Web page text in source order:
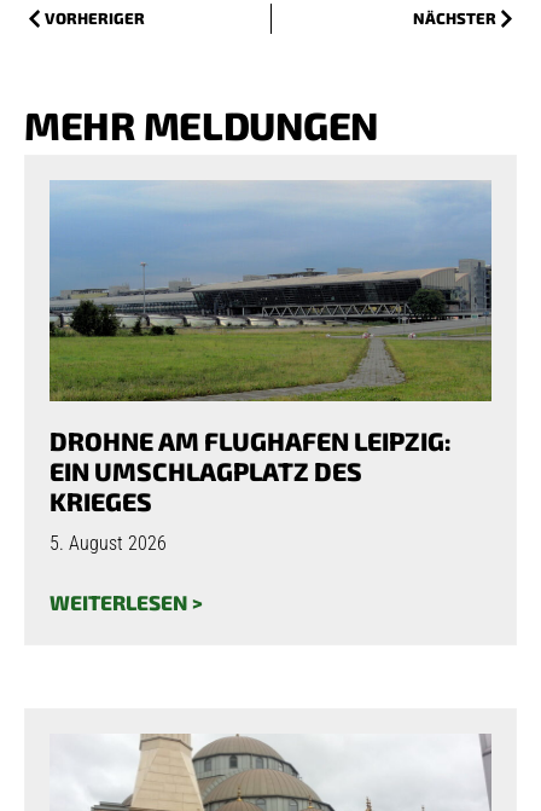
VORHERIGER NÄCHSTER
MEHR MELDUNGEN
DROHNE AM FLUGHAFEN LEIPZIG:
EIN UMSCHLAGPLATZ DES
KRIEGES
5. August 2026
WEITERLESEN >